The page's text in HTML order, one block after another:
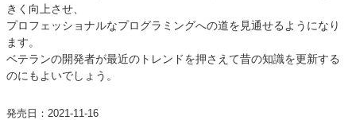
きく向上させ、
プロフェッショナルなプログラミングへの道を見通せるようになり
ます。
ベテランの開発者が最近のトレンドを押さえて昔の知識を更新する
のにもよいでしょう。
発売日：2021-11-16